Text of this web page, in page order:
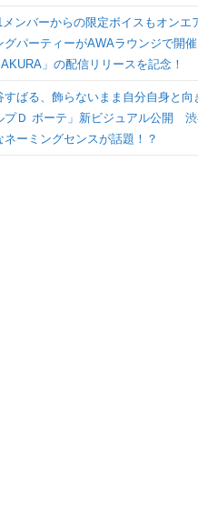
メンバーからの限定ボイスもオンエ
グパーティーがAWAラウンジで開
」の配信リリースを記念！
すばる、飾らないまま自分自身と向
プＤ ボーテ」新ビジュアル公開 渋
ネーミングセンスが話題！？